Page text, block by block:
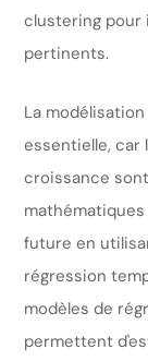
clustering pour
pertinents.
La
essentielle, car
croissance
future en
régression
modèles de
permettent